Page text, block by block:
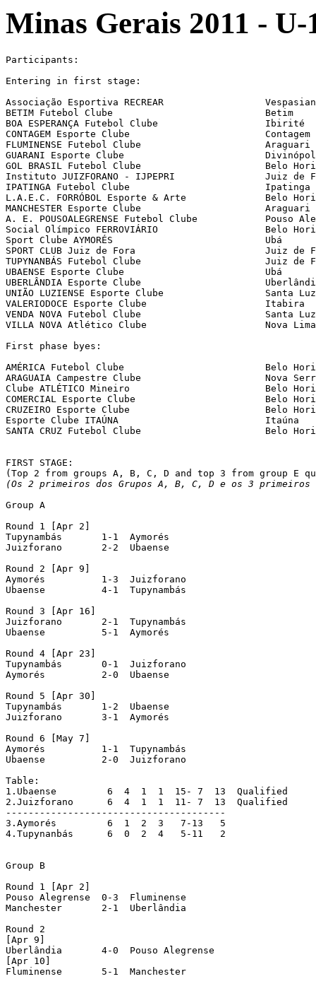
Minas Gerais 2011 -
Participants:
Entering in first stage:
Associação Esportiva RECREAR
BETIM Futebol Clube                           Betim
BOA ESPERANÇA Futebol Clube                   Ibirité
CONTAGEM Esporte Clube                        Contagem
FLUMINENSE Futebol Clube                      Araguari
GUARANI Esporte Clube
GOL BRASIL Futebol Clube                      Belo
Instituto JUIZFORANO - IJPEPRI                Juiz de
IPATINGA Futebol Clube                        Ipatinga
L.A.E.C. FORRÓBOL Esporte & Arte              Belo
MANCHESTER Esporte Clube                      Araguari
A. E. POUSOALEGRENSE Futebol Clube            Pouso
Social Olímpico FERROVIÁRIO                   Belo
Sport Clube AYMORÉS                           Ubá
SPORT CLUB Juiz de Fora                       Juiz de
TUPYNANBÁS Futebol Clube                      Juiz de
UBAENSE Esporte Clube                         Ubá
UBERLÂNDIA Esporte Clube
UNIÃO LUZIENSE Esporte Clube                  Santa
VALERIODOCE Esporte Clube                     Itabira
VENDA NOVA Futebol Clube                      Santa
VILLA NOVA Atlético Clube                     Nova Lima
First phase byes:
AMÉRICA Futebol Clube                         Belo
ARAGUAIA Campestre Clube                      Nova
Clube ATLÉTICO Mineiro                        Belo
COMERCIAL Esporte Clube                       Belo
CRUZEIRO Esporte Clube                        Belo
Esporte Clube ITAÚNA                          Itaúna
SANTA CRUZ Futebol Clube                      Belo
FIRST STAGE:
(Os 2 primeiros dos Grupos A, B, C, D e os 3
Group A
Round 1 [Apr 2]
Tupynambás 	 1-1  Aymorés
Juizforano 	 2-2  Ubaense
Round 2 [Apr 9]
Aymorés    	 1-3  Juizforano
Ubaense	   	 4-1  Tupynambás
Round 3 [Apr 16]
Juizforano 	 2-1  Tupynambás
Ubaense    	 5-1  Aymorés
Round 4 [Apr 23]
Tupynambás 	 0-1  Juizforano
Aymorés    	 2-0  Ubaense
Round 5 [Apr 30]
Tupynambás 	 1-2  Ubaense
Juizforano 	 3-1  Aymorés
Round 6 [May 7]
Aymorés    	 1-1  Tupynambás
Ubaense    	 2-0  Juizforano
Table:
1.Ubaense   	  6  4  1  1  15- 7  13  Qualified
2.Juizforano   	  6  4  1  1  11- 7  13  Qualified
---------------------------------------
3.Aymorés   	  6  1  2  3   7-13   5
4.Tupynanbás   	  6  0  2  4   5-11   2
Group B
Round 1 [Apr 2]
Pouso Alegrense  0-3  Fluminense
Manchester  	 2-1  Uberlândia
Round 2
[Apr 9]
Uberlândia  	 4-0  Pouso Alegrense
[Apr 10]
Fluminense  	 5-1  Manchester